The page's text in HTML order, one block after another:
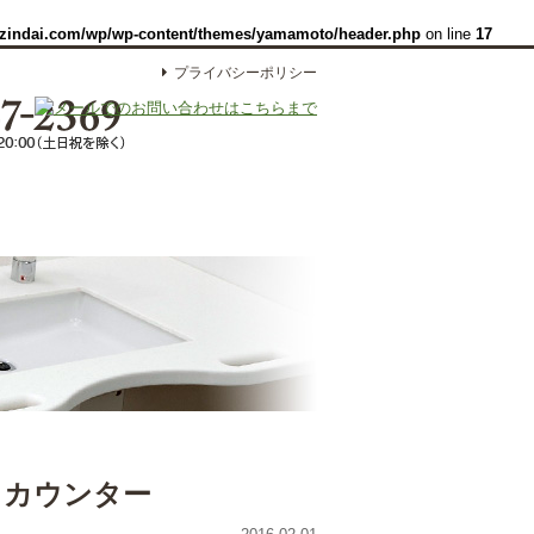
wp/wp-content/themes/yamamoto/header.phpon line 17
プライバシーポリシー
ウンター